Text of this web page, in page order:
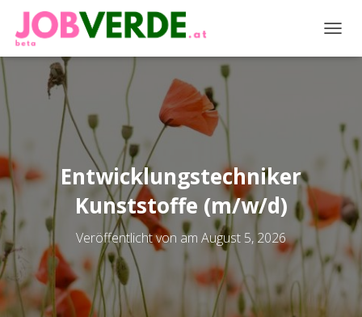
Entwicklungstechniker
Kunststoffe (m/w/d)
Veröffentlicht von am August 5, 2026